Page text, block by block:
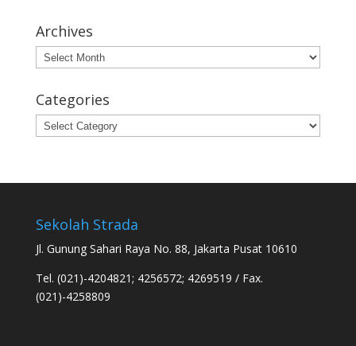
Archives
Archives
Categories
Categories
Sekolah Strada
Jl. Gunung Sahari Raya No. 88, Jakarta Pusat 10610
Tel. (021)-4204821; 4256572; 4269519 / Fax.
(021)-4258809